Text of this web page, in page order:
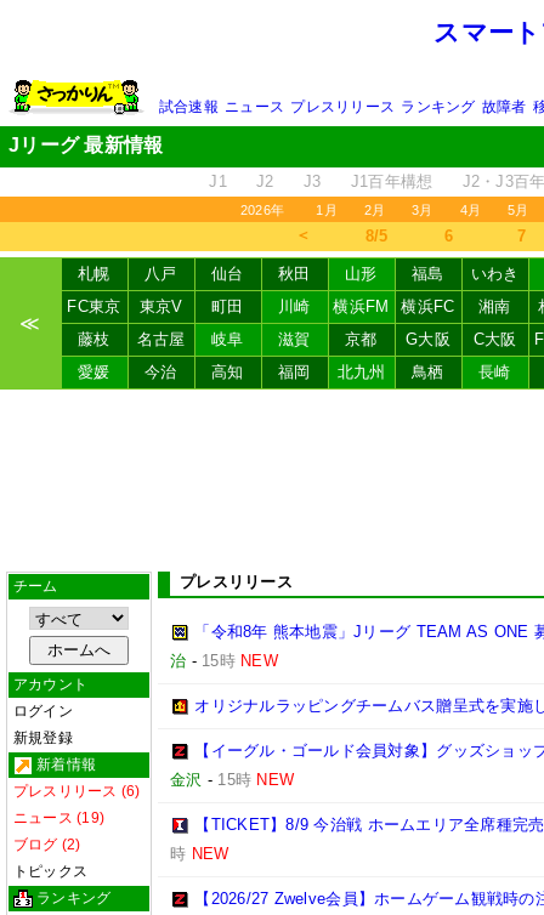
スマー
試合速報 ニュース プレスリリース ランキング 故障者
Jリーグ 最新情報
J1 J2 J3 J1百年構想 J2・J3百
2026年 1月 2月 3月 4月 5月
＜ 8/5 6 7
≪
札幌 八戸 仙台 秋田 山形 福島
いわき
FC東京
東京V 町田 川崎 横浜FM 横浜FC 湘南
藤枝
名古屋 岐阜 滋賀 京都 G大阪 C大阪
愛媛
今治 高知 福岡 北九州 鳥栖 長崎
チーム
アカウント
ログイン
新規登録
新着情報
プレスリリース (6)
ニュース (19)
ブログ (2)
トピックス
ランキング
プレスリリース
「令和8年 熊本地震」Jリーグ TEAM AS ONE
治 - 15時 NEW
オリジナルラッピングチームバス贈呈式を実施
【イーグル・ゴールド会員対象】グッズショ
金沢 - 15時 NEW
【TICKET】8/9 今治戦 ホームエリア全席種完
時 NEW
【2026/27 Zwelve会員】ホームゲーム観戦時の